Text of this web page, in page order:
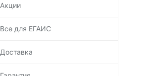
Акции
Все для ЕГАИС
Доставка